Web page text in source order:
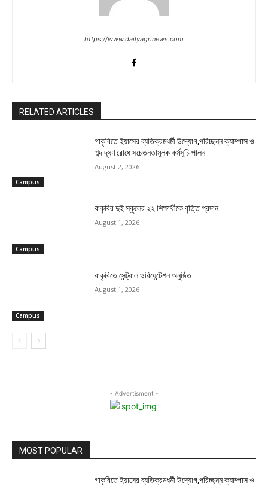
https://www.dailyagrinews.com
RELATED ARTICLES
Campus
গাকৃবিতে ইয়াসের ব্যতিক্রমধর্মী উদ্যোগ,পরিচ্ছন্ন ক্যাম্পাস ও
শব্দ দূষণ রোধে সচেতনতামূলক কর্মসূচি পালন
August 2, 2026
Campus
বাকৃবির দুই স্কুলের ২২ শিক্ষার্থীকে বৃত্তি প্রদান
August 1, 2026
Campus
বাকৃবিতে সেন্ট্রাল ওরিয়েন্টেশন অনুষ্ঠিত
August 1, 2026
- Advertisment -
MOST POPULAR
গাকৃবিতে ইয়াসের ব্যতিক্রমধর্মী উদ্যোগ,পরিচ্ছন্ন ক্যাম্পাস ও